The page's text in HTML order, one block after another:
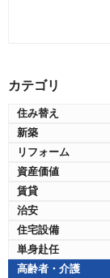
カテゴリ
住み替え
新築
リフォーム
資産価値
賃貸
治安
住宅設備
単身赴任
高齢者・介護